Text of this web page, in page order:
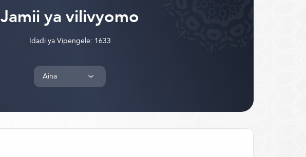
Jamii ya vilivyomo
Idadi ya Vipengele: 1633
Aina